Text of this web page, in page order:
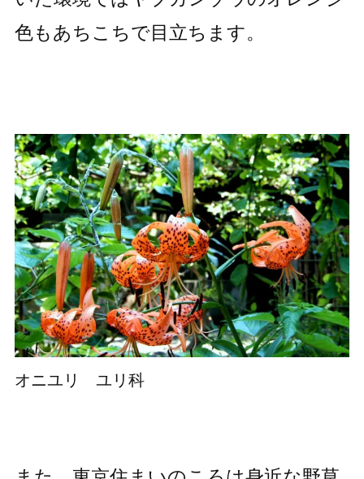
色もあちこちで目立ちます。
オニユリ ユリ科